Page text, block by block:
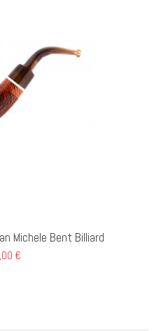
Michele Bent Billiard
€